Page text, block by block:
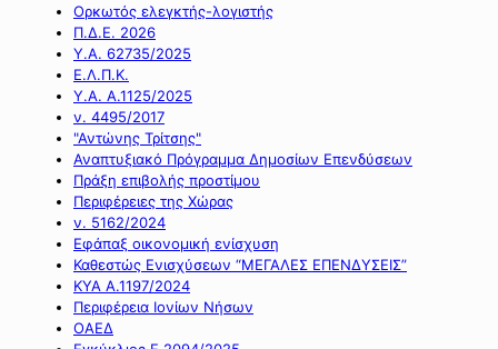
Ορκωτός ελεγκτής-λογιστής
Π.Δ.Ε. 2026
Υ.Α. 62735/2025
Ε.Λ.Π.Κ.
Υ.Α. Α.1125/2025
ν. 4495/2017
"Αντώνης Τρίτσης"
Αναπτυξιακό Πρόγραμμα Δημοσίων Επενδύσεων
Πράξη επιβολής προστίμου
Περιφέρειες της Χώρας
ν. 5162/2024
Εφάπαξ οικονομική ενίσχυση
Καθεστώς Ενισχύσεων “ΜΕΓΑΛΕΣ ΕΠΕΝΔΥΣΕΙΣ”
ΚΥΑ Α.1197/2024
Περιφέρεια Ιονίων Νήσων
ΟΑΕΔ